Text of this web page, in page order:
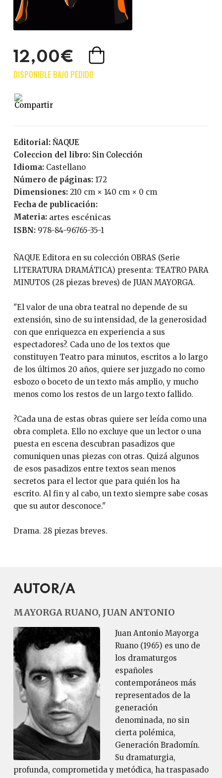
12,00€
Editorial:
ÑAQUE
Coleccion del libro:
Sin Colección
Idioma:
Castellano
Número de páginas: 172
Dimensiones: 210 cm × 140 cm × 0 cm
Fecha de publicación:
Materia: artes escénicas
ISBN: 978-84-96765-35-1
ÑAQUE Editora en su colección OBRAS (Serie
LITERATURA DRAMÁTICA) presenta: TEATRO PARA
MINUTOS (28 piezas breves) de JUAN MAYORGA.
"El valor de una obra teatral no depende de su
extensión, sino de su intensidad, de la generosidad
con que enriquezca en experiencia a sus
espectadores?. Cada uno de los textos que
constituyen Teatro para minutos, escritos a lo largo
de los últimos 20 años, quiere ser juzgado no como
esbozo o boceto de un texto más amplio, y mucho
menos como los restos de un largo texto fallido.
?Cada una de estas obras quiere ser leída como una
obra completa. Ello no excluye que un lector o una
puesta en escena descubran pasadizos que
comuniquen unas piezas con otras. Quizá algunos
de esos pasadizos entre textos sean menos
secretos para el lector que para quién los ha
escrito. Al fin y al cabo, un texto siempre sabe cosas
que su autor desconoce."
Drama. 28 piezas breves.
AUTOR/A
MAYORGA RUANO, JUAN ANTONIO
Juan Antonio Mayorga
Ruano (1965) es uno de
los dramaturgos
españoles
contemporáneos más
representados de la
generación
denominada, no sin
cierta polémica,
Generación Bradomín.
Su dramaturgia,
profunda, comprometida y metódica, ha traspasado